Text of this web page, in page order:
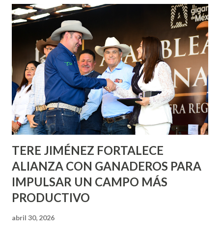
Corazón Urbano y el Municipio capital. Leo Montañez
informó que en este programa se usarán cerca de 90 mil
metros cuadrados de pintura, para dar inicio en la calle
Nieto, entre Jesús F. Elizondo y la calle 22 de Octubre, con
lo que se aplicará pintura en 66 casas. Posteriormente se
llevará este programa a Villas de Nuestra Señora de la
Asunción, Avenida Alameda y Decreto 27 de Septiembre, en
los edificios FOVISSSTE Ojo de Agua, en la comunidad
Norias de Paso Hondo y en los edificios de...
TERE JIMÉNEZ FORTALECE
ALIANZA CON GANADEROS PARA
IMPULSAR UN CAMPO MÁS
PRODUCTIVO
abril 30, 2026